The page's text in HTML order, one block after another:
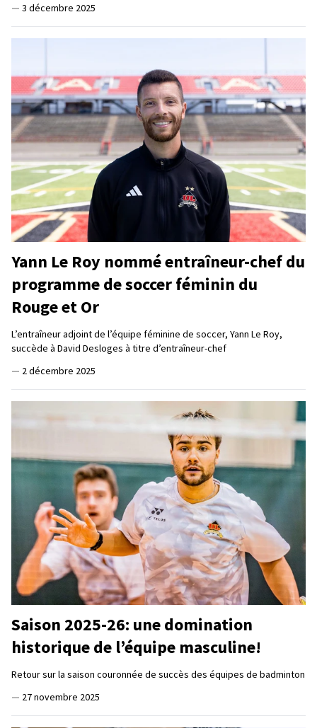
— 3 décembre 2025
Yann Le Roy nommé entraîneur-chef du
programme de soccer féminin du
Rouge et Or
L’entraîneur adjoint de l’équipe féminine de soccer, Yann Le Roy,
succède à David Desloges à titre d’entraîneur-chef
— 2 décembre 2025
Saison 2025-26: une domination
historique de l’équipe masculine!
Retour sur la saison couronnée de succès des équipes de badminton
— 27 novembre 2025